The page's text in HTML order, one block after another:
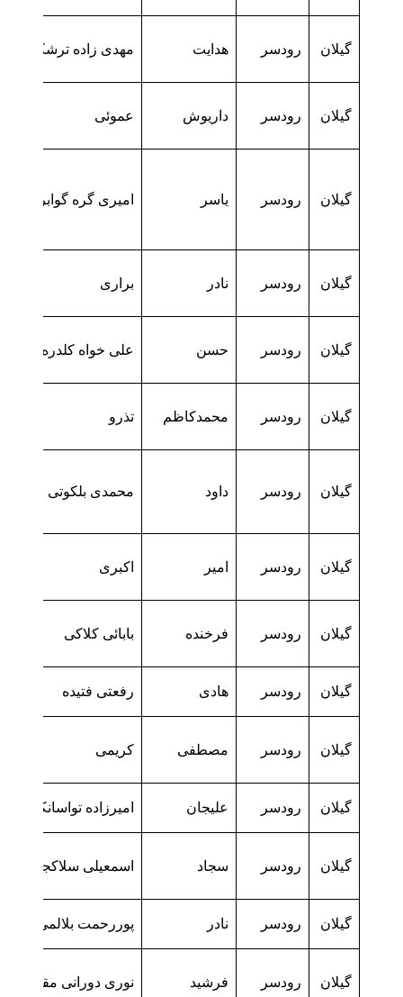
گیلان رودسر هدایت مهدی زاده ترشکوه
گیلان رودسر داریوش عموئی
گیلان رودسر یاسر امیری گره گوابری
گیلان رودسر نادر براری
گیلان رودسر حسن علی خواه کلدره
گیلان رودسر محمدکاظم تذرو
گیلان رودسر داود محمدی بلکوتی
گیلان رودسر امیر اکبری
گیلان رودسر فرخنده بابائی کلاکی
گیلان رودسر هادی رفعتی فتیده
گیلان رودسر مصطفی کریمی
گیلان رودسر علیجان امیرزاده تواسانکش
گیلان رودسر سجاد اسمعیلی سلاکجانی
گیلان رودسر نادر پوررحمت بلالمی
گیلان رودسر فرشید نوری دورانی مقدم